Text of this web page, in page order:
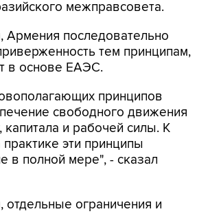
Армения последовательно
в основе ЕАЭС.
принципов
капитала и рабочей силы. К
эти принципы
в полной мере", - сказал
ограничения и
функционированию общего